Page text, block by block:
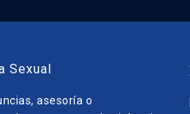
Sexual
asesoría o